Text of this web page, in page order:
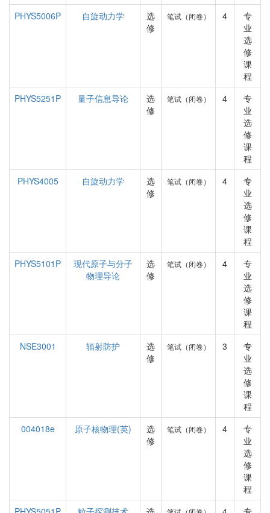
PHYS5006P
自旋动力学
选
修
笔试（闭卷） 4
专
业
选
修
课
程
PHYS5251P
量子信息导论
选
修
笔试（闭卷） 4
专
业
选
修
课
程
PHYS4005
自旋动力学
选
修
笔试（闭卷） 4
专
业
选
修
课
程
PHYS5101P
现代原子与分子
物理导论
选
修
笔试（闭卷） 4
专
业
选
修
课
程
NSE3001
辐射防护
选
修
笔试（闭卷） 3
专
业
选
修
课
程
004018e
原子核物理(英)
选
修
笔试（闭卷） 4
专
业
选
修
课
程